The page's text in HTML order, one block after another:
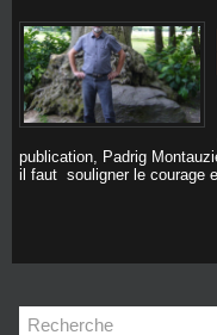
publication, Padrig
il faut souligner le courage